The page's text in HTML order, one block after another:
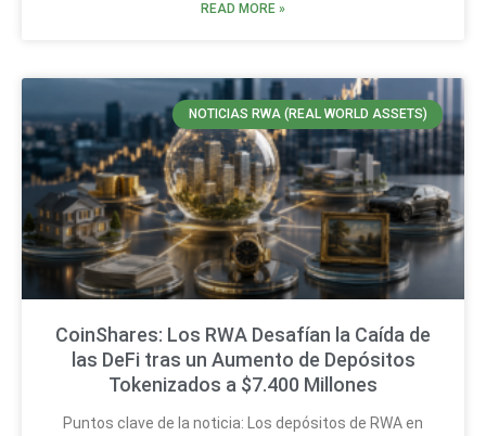
READ MORE »
NOTICIAS RWA (REAL WORLD ASSETS)
CoinShares: Los RWA Desafían la Caída de
las DeFi tras un Aumento de Depósitos
Tokenizados a $7.400 Millones
Puntos clave de la noticia: Los depósitos de RWA en